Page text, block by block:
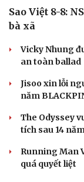
Cup 2026
Hé lộ mục tiêu
Tin bóng đá 8-
GIẢI TRÍ